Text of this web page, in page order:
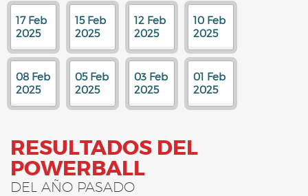
17 Feb
2025
15 Feb
2025
12 Feb
2025
10 Feb
2025
08 Feb
2025
05 Feb
2025
03 Feb
2025
01 Feb
2025
RESULTADOS DEL
POWERBALL
DEL AÑO PASADO